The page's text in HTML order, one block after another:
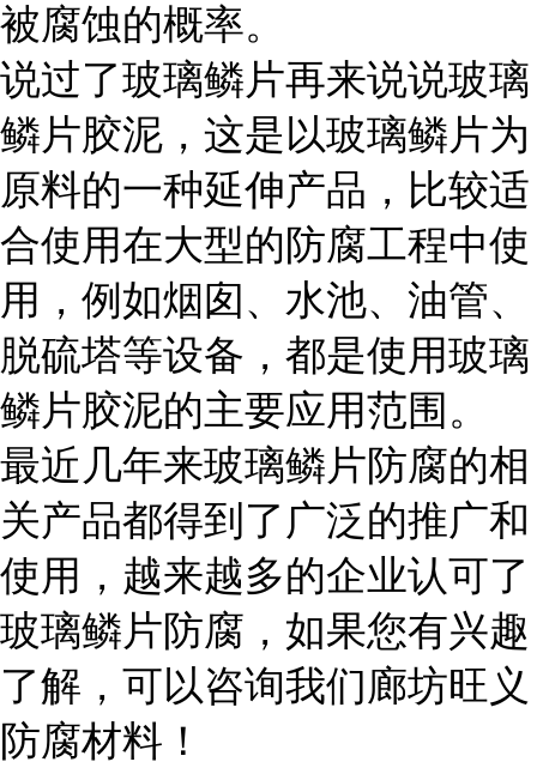
被腐蚀的概率。
说过了玻璃鳞片再来说说玻璃
鳞片胶泥，这是以玻璃鳞片为
原料的一种延伸产品，比较适
合使用在大型的防腐工程中使
用，例如烟囱、水池、油管、
脱硫塔等设备，都是使用玻璃
鳞片胶泥的主要应用范围。
最近几年来玻璃鳞片防腐的相
关产品都得到了广泛的推广和
使用，越来越多的企业认可了
玻璃鳞片防腐，如果您有兴趣
了解，可以咨询我们廊坊旺义
防腐材料！